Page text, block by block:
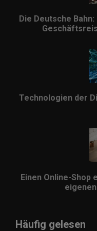
Die Deutsche
Technologien der
Einen Online-Shop
Häufig gelesen